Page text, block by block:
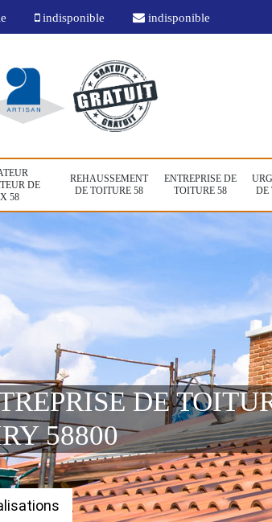
indisponible indisponible
DE
58
REHAUSSEMENT
DE TOITURE 58
ENTREPRISE DE
TOITURE 58
DE
DE
58800